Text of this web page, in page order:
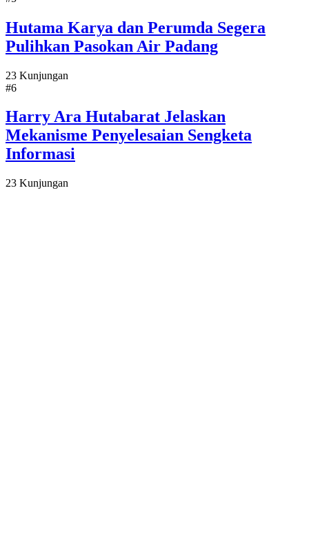
Hutama Karya dan Perumda Segera
Pulihkan Pasokan Air Padang
23 Kunjungan
#6
Harry Ara Hutabarat Jelaskan
Mekanisme Penyelesaian Sengketa
Informasi
23 Kunjungan